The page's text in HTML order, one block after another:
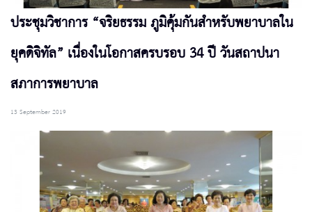
ประชุมวิชาการ “จริยธรรม ภูมิคุ้มกันสำหรับพยาบาลใน
ยุคดิจิทัล” เนื่องในโอกาสครบรอบ 34 ปี วันสถาปนา
สภาการพยาบาล
13 September 2019